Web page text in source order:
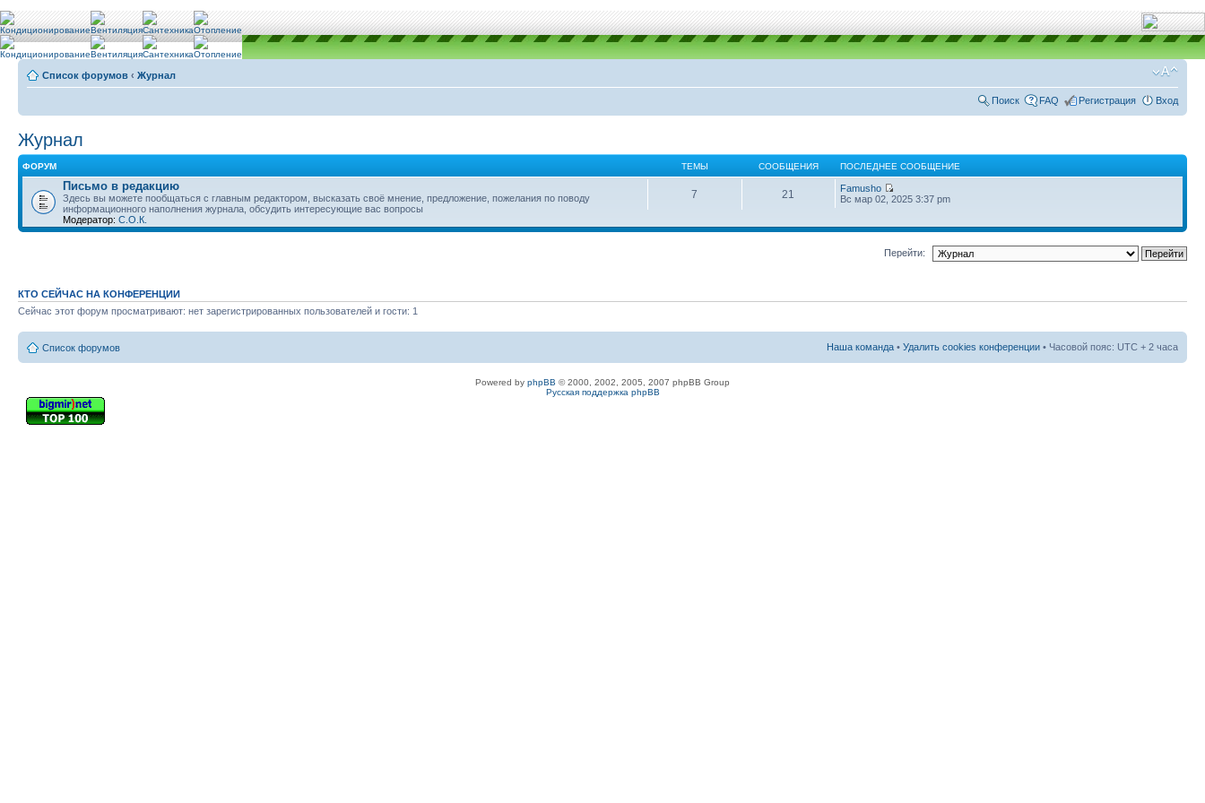
Список форумов ‹ Журнал
Поиск FAQ Регистрация Вход
Журнал
ФОРУМ ТЕМЫ СООБЩЕНИЯ ПОСЛЕДНЕЕ СООБЩЕНИЕ
Письмо в редакцию
Здесь вы можете пообщаться с главным редактором, высказать своё мнение, предложение, пожелания по поводу
информационного наполнения журнала, обсудить интересующие вас вопросы
Модератор: С.О.К.
7 21
Famusho
Вс мар 02, 2025 3:37 pm
Перейти:
КТО СЕЙЧАС НА КОНФЕРЕНЦИИ
Сейчас этот форум просматривают: нет зарегистрированных пользователей и гости: 1
Список форумов Наша команда • Удалить cookies конференции • Часовой пояс: UTC + 2 часа
Powered by phpBB © 2000, 2002, 2005, 2007 phpBB Group
Русская поддержка phpBB